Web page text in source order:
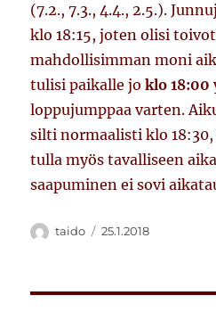
(7.2., 7.3., 4.4., 2.5.).
klo 18:15, joten olisi
mahdollisimman moni
tulisi paikalle joklo 18:00
loppujumppaa varten.
silti normaalisti klo
tulla myös tavalliseen
saapuminen ei sovi
Kirjoittaja
taido Julkaistu
25.1.2018